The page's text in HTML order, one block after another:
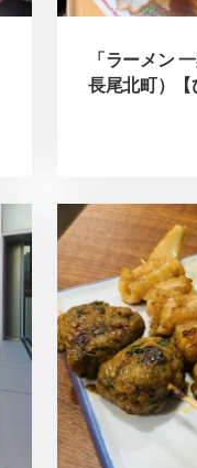
「ラーメン
長尾北町）【